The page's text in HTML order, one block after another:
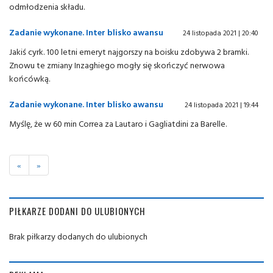
odmłodzenia składu.
Zadanie wykonane. Inter blisko awansu
24 listopada 2021 | 20:40
Jakiś cyrk. 100 letni emeryt najgorszy na boisku zdobywa 2 bramki.
Znowu te zmiany Inzaghiego mogły się skończyć nerwowa
końcówką.
Zadanie wykonane. Inter blisko awansu
24 listopada 2021 | 19:44
Myślę, że w 60 min Correa za Lautaro i Gagliatdini za Barelle.
« »
PIŁKARZE DODANI DO ULUBIONYCH
Brak piłkarzy dodanych do ulubionych